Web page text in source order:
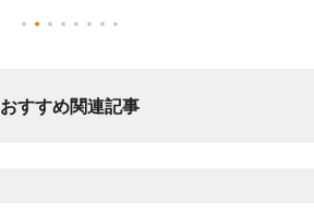
おすすめ関連記事